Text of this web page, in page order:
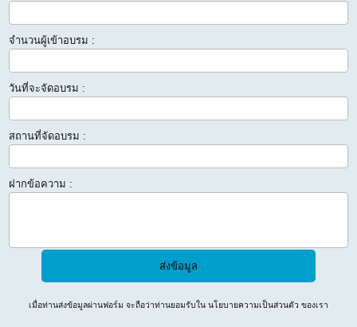
จำนวนผู้เข้าอบรม :
วันที่จะจัดอบรม :
สถานที่จัดอบรม :
ฝากข้อความ :
เมื่อท่านส่งข้อมูลผ่านฟอร์ม จะถือว่าท่านยอมรับในนโยบายความเป็นส่วนตัว ของเรา